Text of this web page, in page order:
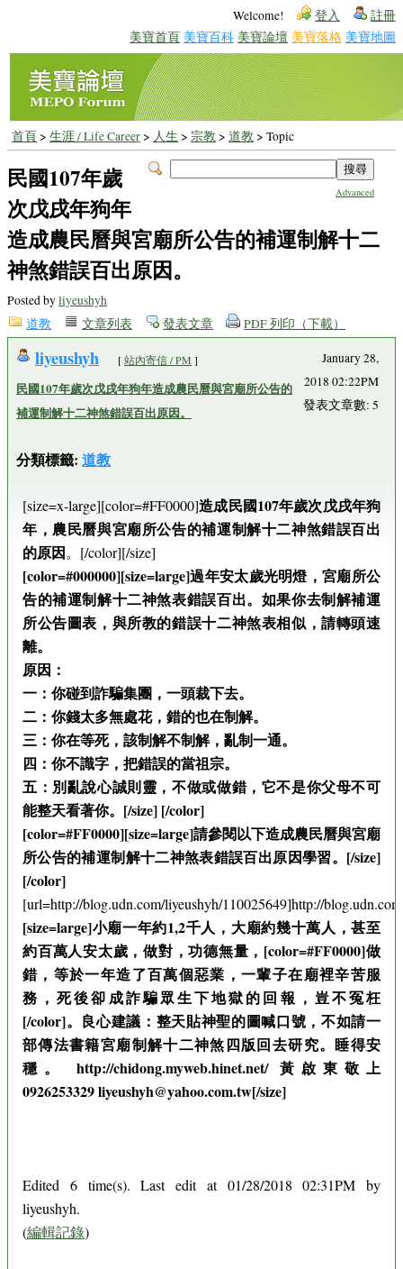
Welcome! 登入 註冊
美寶首頁 美寶百科 美寶論壇 美寶落格 美寶地圖
首頁> 生涯 / Life Career> 人生 > 宗教 > 道教 > Topic
Advanced
民國107年歲
次戊戌年狗年
造成農民曆與宮廟所公告的補運制解十二
神煞錯誤百出原因。
Posted byliyeushyh
道教
文章列表 發表文章 PDF 列印（下載）
liyeushyh [站內寄信 / PM ]
民國107年歲次戊戌年狗年造成農民曆與宮廟所公告的
補運制解十二神煞錯誤百出原因。
分類標籤: 道教
January 28,
2018 02:22PM
發表文章數: 5
[size=x-large][color=#FF0000]造成民國107年歲次戊戌年狗
年，農民曆與宮廟所公告的補運制解十二神煞錯誤百出
的原因。[/color][/size]
[color=#000000][size=large]過年安太歲光明燈，宮廟所公
告的補運制解十二神煞表錯誤百出。如果你去制解補運
所公告圖表，與所教的錯誤十二神煞表相似，請轉頭速
離。
原因：
一：你碰到詐騙集團，一頭裁下去。
二：你錢太多無處花，錯的也在制解。
三：你在等死，該制解不制解，亂制一通。
四：你不識字，把錯誤的當祖宗。
五：別亂說心誠則靈，不做或做錯，它不是你父母不可
能整天看著你。[/size] [/color]
[color=#FF0000][size=large]請參閱以下造成農民曆與宮廟
所公告的補運制解十二神煞表錯誤百出原因學習。[/size]
[/color]
[url=http://blog.udn.com/liyeushyh/110025649]http://
[size=large]小廟一年約1,2千人，大廟約幾十萬人，甚至
約百萬人安太歲，做對，功德無量，[color=#FF0000]做
錯，等於一年造了百萬個惡業，一輩子在廟裡辛苦服
務，死後卻成詐騙眾生下地獄的回報，豈不冤枉
[/color]。良心建議：整天貼神聖的圖喊口號，不如請一
部傳法書籍宮廟制解十二神煞四版回去研究。睡得安
穩。 http://chidong.myweb.hinet.net/ 黃啟東敬上
0926253329 liyeushyh@yahoo.com.tw[/size]
Edited 6 time(s). Last edit at 01/28/2018 02:31PM by
liyeushyh.
(編輯記錄)